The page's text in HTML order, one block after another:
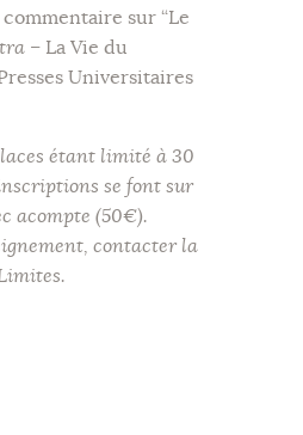
sur “Le
– La Vie du
Universitaires
étant limité à 30
se font sur
acompte (50€).
contacter la